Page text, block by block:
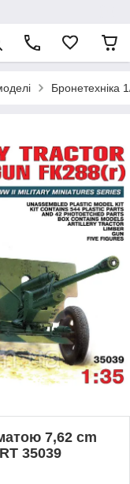
Бронетехніка
7,62 cm
35039